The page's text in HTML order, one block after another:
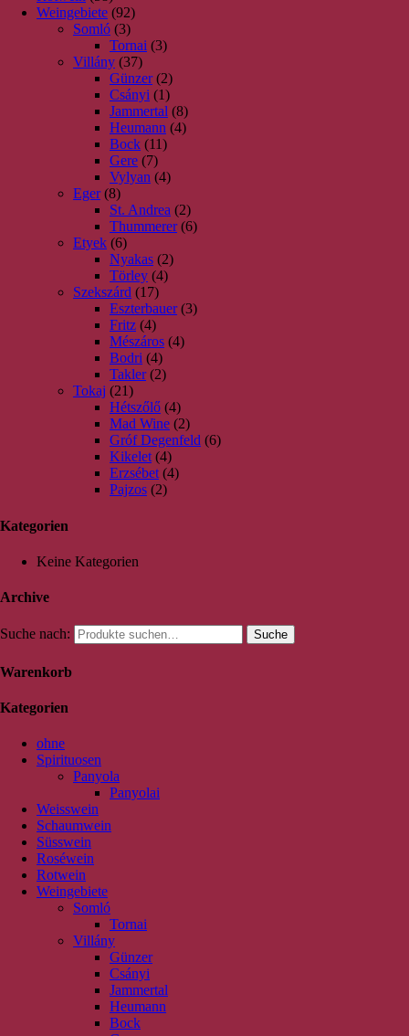
Weingebiete (92)
Somló (3)
Tornai (3)
Villány (37)
Günzer (2)
Csányi (1)
Jammertal (8)
Heumann (4)
Bock (11)
Gere (7)
Vylyan (4)
Eger (8)
St. Andrea (2)
Thummerer (6)
Etyek (6)
Nyakas (2)
Törley (4)
Szekszárd (17)
Eszterbauer (3)
Fritz (4)
Mészáros (4)
Bodri (4)
Takler (2)
Tokaj (21)
Hétszőlő (4)
Mad Wine (2)
Gróf Degenfeld (6)
Kikelet (4)
Erzsébet (4)
Pajzos (2)
Kategorien
Keine Kategorien
Archive
Suche nach: Suche
Warenkorb
Kategorien
ohne
Spirituosen
Panyola
Panyolai
Weisswein
Schaumwein
Süsswein
Roséwein
Rotwein
Weingebiete
Somló
Tornai
Villány
Günzer
Csányi
Jammertal
Heumann
Bock